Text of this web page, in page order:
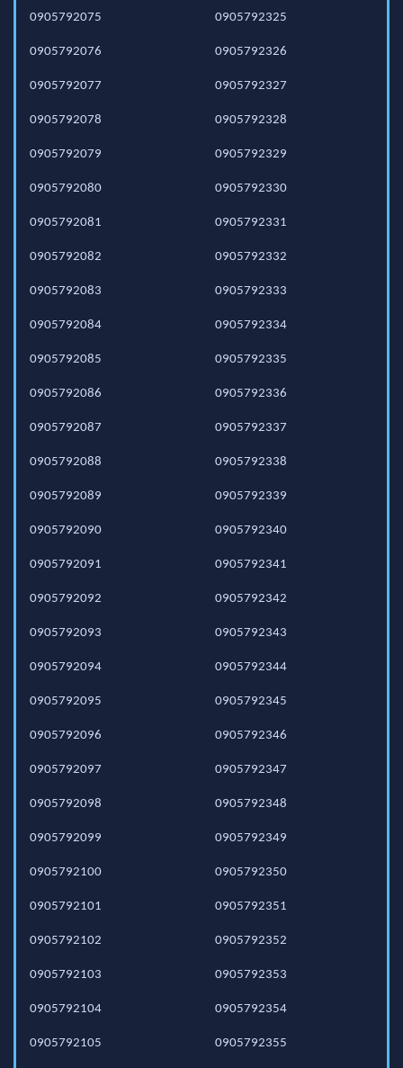
0905792075
0905792076
0905792077
0905792078
0905792079
0905792080
0905792081
0905792082
0905792083
0905792084
0905792085
0905792086
0905792087
0905792088
0905792089
0905792090
0905792091
0905792092
0905792093
0905792094
0905792095
0905792096
0905792097
0905792098
0905792099
0905792100
0905792101
0905792102
0905792103
0905792104
0905792105
0905792325
0905792326
0905792327
0905792328
0905792329
0905792330
0905792331
0905792332
0905792333
0905792334
0905792335
0905792336
0905792337
0905792338
0905792339
0905792340
0905792341
0905792342
0905792343
0905792344
0905792345
0905792346
0905792347
0905792348
0905792349
0905792350
0905792351
0905792352
0905792353
0905792354
0905792355